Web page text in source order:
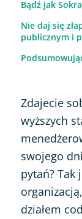
Bądź jak
Nie daj się
publicznym i
Zdajecie
wyższych
swojego
pytań? Tak
działem